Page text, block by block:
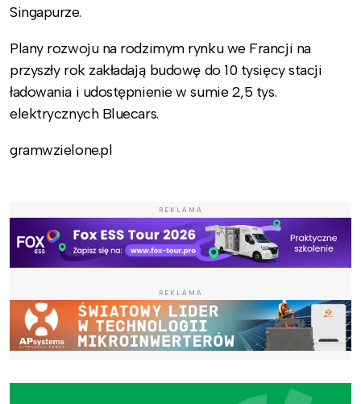
Singapurze.
Plany rozwoju na rodzimym rynku we Francji na
przyszły rok zakładają budowę do 10 tysięcy stacji
ładowania i udostępnienie w sumie 2,5 tys.
elektrycznych Bluecars.
gramwzielone.pl
REKLAMA
REKLAMA